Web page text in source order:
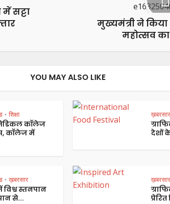
में सट्टा
मुख्यमंत्री ने किया
महोत्सव
YOU MAY ALSO LIKE
• शिक्षा
मेडिकल कॉलेज
कॉलेज में
ख़बरसार
देशों
• ख़बरसार
विश्व स्तनपान
से...
ख़बरसार
प्रेरित